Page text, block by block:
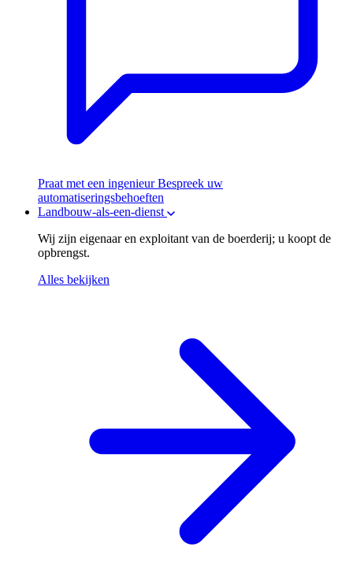
Praat met een ingenieur Bespreek uw
automatiseringsbehoeften
Landbouw-als-een-dienst
Wij zijn eigenaar en exploitant van de boerderij; u koopt de
opbrengst.
Alles bekijken